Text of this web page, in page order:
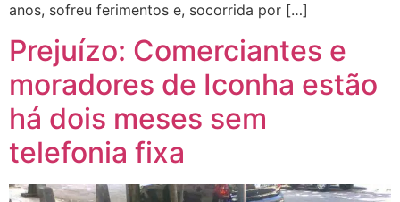
anos, sofreu ferimentos e, socorrida por […]
Prejuízo: Comerciantes e
moradores de Iconha estão
há dois meses sem
telefonia fixa